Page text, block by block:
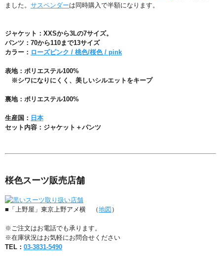
ました。 サスペンダーは同時購入で半額になります。
ジャケット：XXSから3Lの7サイズ。
パンツ：70から110まで13サイズ
カラー： ローズピンク / 桃色/桜色 / pink
表地：ポリエステル100%
※シワになりにくく、美しいシルエットをキープ
裏地：ポリエステル100%
生産国： 日本
セット内容：ジャケット＋パンツ
桜色スーツ販売店舗
■「上野屋」東京上野アメ横 （地図 ）
※ご注文はお電話でも承ります。
※在庫状況はお気軽にお問合せください
TEL： 03-3831-5490